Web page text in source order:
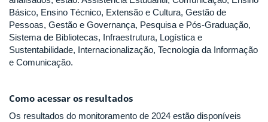
Básico, Ensino Técnico, Extensão e Cultura, Gestão de
Pessoas, Gestão e Governança, Pesquisa e Pós-Graduação,
Sistema de Bibliotecas, Infraestrutura, Logística e
Sustentabilidade, Internacionalização, Tecnologia da Informação
e Comunicação.
Como acessar os resultados
Os resultados do monitoramento de 2024 estão disponíveis